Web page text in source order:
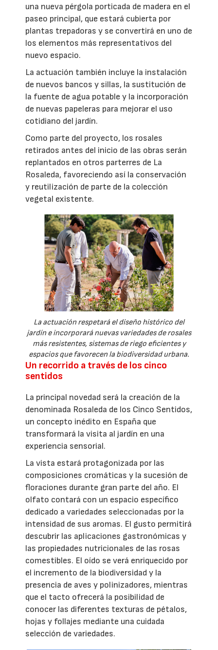
una nueva pérgola porticada de madera en el
paseo principal, que estará cubierta por
plantas trepadoras y se convertirá en uno de
los elementos más representativos del
nuevo espacio.
La actuación también incluye la instalación
de nuevos bancos y sillas, la sustitución de
la fuente de agua potable y la incorporación
de nuevas papeleras para mejorar el uso
cotidiano del jardín.
Como parte del proyecto, los rosales
retirados antes del inicio de las obras serán
replantados en otros parterres de La
Rosaleda, favoreciendo así la conservación
y reutilización de parte de la colección
vegetal existente.
La actuación respetará el diseño histórico del
jardín e incorporará nuevas variedades de rosales
más resistentes, sistemas de riego eficientes y
espacios que favorecen la biodiversidad urbana.
Un recorrido a través de los cinco
sentidos
La principal novedad será la creación de la
denominada Rosaleda de los Cinco Sentidos,
un concepto inédito en España que
transformará la visita al jardín en una
experiencia sensorial.
La vista estará protagonizada por las
composiciones cromáticas y la sucesión de
floraciones durante gran parte del año. El
olfato contará con un espacio específico
dedicado a variedades seleccionadas por la
intensidad de sus aromas. El gusto permitirá
descubrir las aplicaciones gastronómicas y
las propiedades nutricionales de las rosas
comestibles. El oído se verá enriquecido por
el incremento de la biodiversidad y la
presencia de aves y polinizadores, mientras
que el tacto ofrecerá la posibilidad de
conocer las diferentes texturas de pétalos,
hojas y follajes mediante una cuidada
selección de variedades.